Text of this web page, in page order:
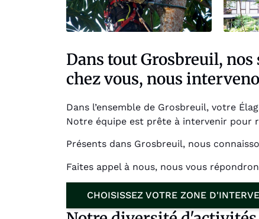
Dans tout Grosbreuil, nos
chez vous, nous
Dans l’ensemble de Grosbreuil, votre
Notre équipe est prête à intervenir pour
Présents dans Grosbreuil, nous
Faites appel à nous, nous vous
CHOISISSEZ VOTRE ZONE